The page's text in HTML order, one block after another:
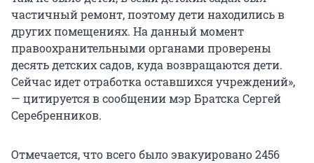
частичный ремонт, поэтому дети находились в
других помещениях. На данный момент
правоохранительными органами проверены
десять детских садов, куда возвращаются дети.
Сейчас идет отработка оставшихся учреждений»,
— цитируется в сообщении мэр Братска Сергей
Серебренников.
Отмечается, что всего было эвакуировано 2456